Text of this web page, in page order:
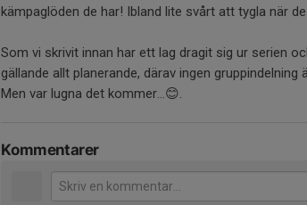
kämpaglöden de har! Ibland lite svårt att tygla när
Som vi skrivit innan har ett lag dragit sig ur serien
gällande allt planerande, därav ingen gruppindelning
Men var lugna det kommer…😊.
Kommentarer